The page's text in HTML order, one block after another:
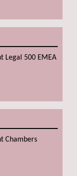
Legal 500 EMEA
Chambers